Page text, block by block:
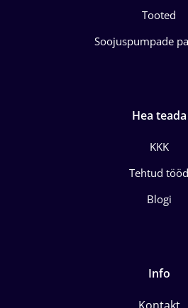
Tooted
Soojuspumpade
Hea teada
KKK
Tehtud tööd
Blogi
Info